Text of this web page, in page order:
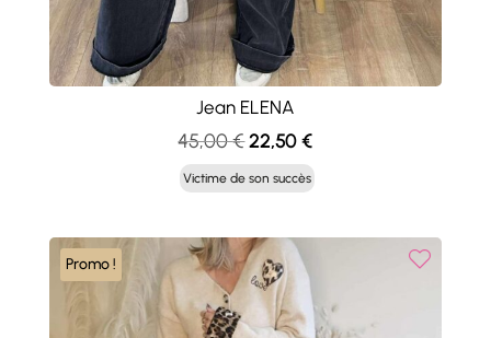
Jean ELENA
45,00€Le
prix
initial
45,00 €.
22,50€Le
prix
Victime de son succès
Promo !